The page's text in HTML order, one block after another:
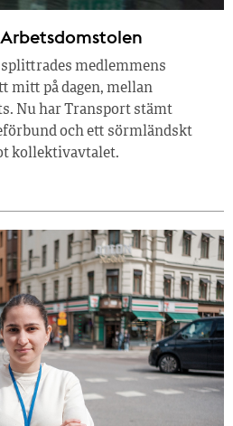
splittrades medlemmens
mitt på dagen, mellan
Nu har Transport stämt
och ett sörmländskt
kollektivavtalet.